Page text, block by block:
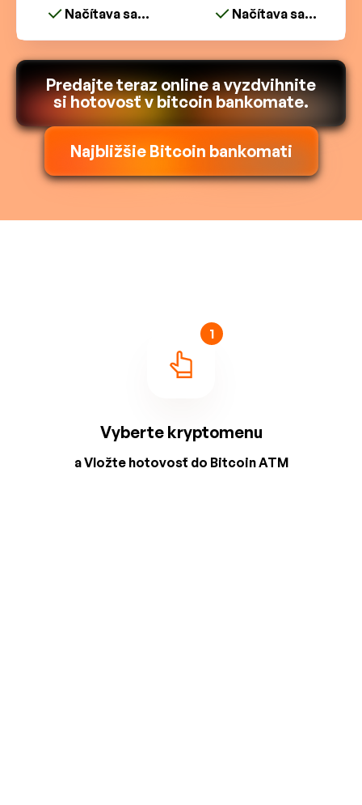
Načítava sa... Načítava sa...
Predajte teraz online a vyzdvihnite
si hotovosť v bitcoin bankomate.
Najbližšie Bitcoin bankomati
1
Vyberte kryptomenu
a Vložte hotovosť do Bitcoin ATM